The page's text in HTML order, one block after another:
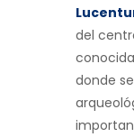
del
donde